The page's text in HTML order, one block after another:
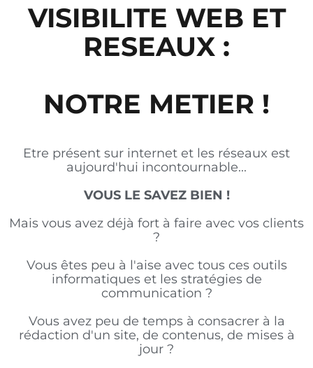
VISIBILITE WEB ET
RESEAUX :
NOTRE METIER !
Etre présent sur internet et les réseaux est
aujourd'hui incontournable...
VOUS LE SAVEZ BIEN !
Mais vous avez déjà fort à faire avec vos clients
?
Vous êtes peu à l'aise avec tous ces outils
informatiques et les stratégies de
communication ?
Vous avez peu de temps à consacrer à la
rédaction d'un site, de contenus, de mises à
jour ?